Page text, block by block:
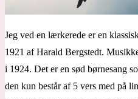
Jeg ved en lærkerede er en
1921 af Harald Bergstedt.
i 1924. Det er en sød børnesang
den kun består af 5 vers med på